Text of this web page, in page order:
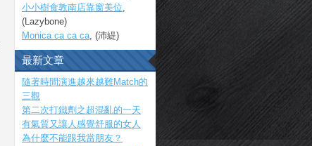
小小樹食敦南店靠窗美位,
(Lazybone)
Monica ca ca ca, (沛緹)
最新文章
隨著時間演進越來越難Match的
三觀
第二次打鐵劑之超混亂的一天
有氣質又讓人感覺舒服的女人
為什麼不能跟我當朋友？